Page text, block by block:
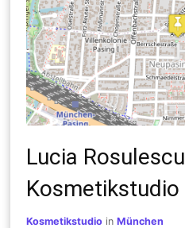
Lucia Rosulescu
Kosmetikstudio
Kosmetikstudio inMünchen